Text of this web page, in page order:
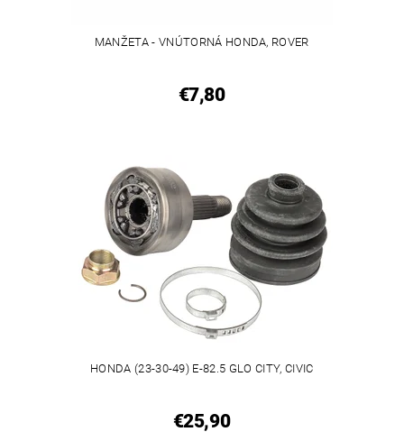
MANŽETA - VNÚTORNÁ HONDA, ROVER
€7,80
HONDA (23-30-49) E-82.5 GLO CITY, CIVIC
€25,90